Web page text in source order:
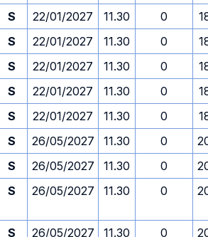
S 22/01/2027 11.30 0
S 22/01/2027 11.30 0
S 22/01/2027 11.30 0
S 22/01/2027 11.30 0
S 22/01/2027 11.30 0
S 26/05/2027 11.30 0
S 26/05/2027 11.30 0
S 26/05/2027 11.30 0
S 26/05/2027 11.30 0